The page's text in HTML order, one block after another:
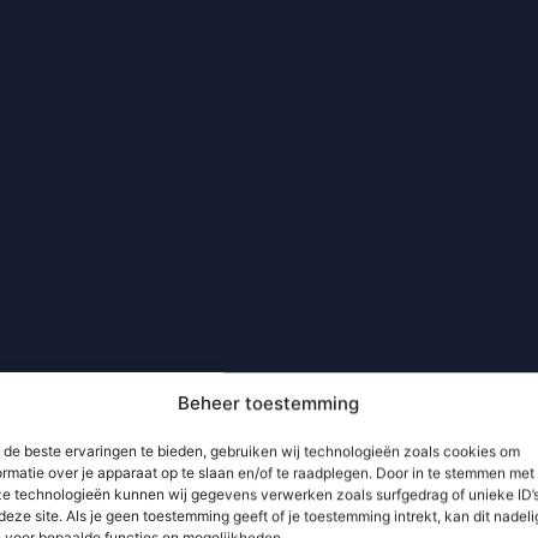
Beheer toestemming
de beste ervaringen te bieden, gebruiken wij technologieën zoals cookies om
over je apparaat op te slaan en/of te raadplegen. Door in te stemmen met
technologieën kunnen wij gegevens verwerken zoals surfgedrag of unieke
site. Als je geen toestemming geeft of je toestemming intrekt, kan dit